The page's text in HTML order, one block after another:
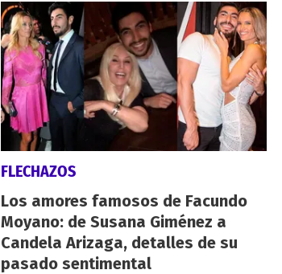
FLECHAZOS
Los amores famosos de Facundo
Moyano: de Susana Giménez a
Candela Arizaga, detalles de su
pasado sentimental